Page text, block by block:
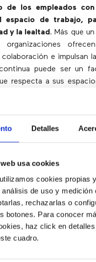
Detalles
usa cookies
cookies propias
de uso y medición
rechazarlas o
botones. Para conocer
haz click en
cuadro.
de los empleados
espacio de trabajo,
y la lealtad . Más que
organizaciones
e impulsan
puede ser un
respecta a sus
deben ser
innovadoras
oportunidad para la
afectar a la
trabajar hacia diferentes
individual hasta la
los futuros espacios
en torno a lugares
un teatro o una